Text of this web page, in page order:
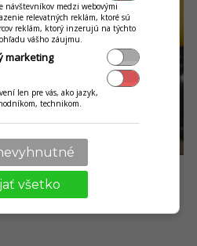
Nivy. Zdroj: bombayexpress.sk
finančnú návratnosť
návštevníkov medzi webovými
relevatných reklám, ktoré sú
reklám, ktorý inzerujú na týchto
vášho záujmu.
marketing
len pre vás, ako jazyk,
technikom.
všetko